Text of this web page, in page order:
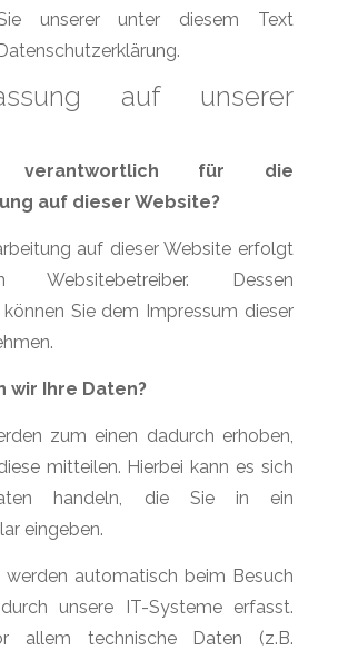
unserer unter diesem Text
auf unserer
für die
auf dieser Website?
auf dieser Website erfolgt
Dessen
Sie dem Impressum dieser
wir Ihre Daten?
zum einen dadurch erhoben,
mitteilen. Hierbei kann es sich
handeln, die Sie in ein
eingeben.
werden automatisch beim Besuch
unsere IT-Systeme erfasst.
allem technische Daten (z.B.